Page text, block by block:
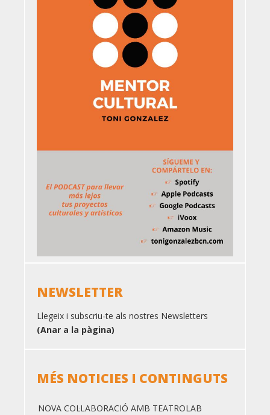
NEWSLETTER
Llegeix i subscriu-te als nostres Newsletters
(Anar a la pàgina)
MÉS NOTICIES I CONTINGUTS
NOVA COL·LABORACIÓ AMB TEATROLAB